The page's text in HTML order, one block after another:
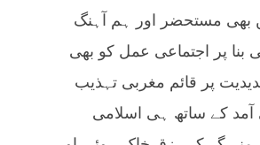
بھی مستحضر اور ہم آہنگ
بنا پر اجتماعی عمل کو بھی
پر قائم مغربی تہذیب
آمد کے ساتھ ہی اسلامی